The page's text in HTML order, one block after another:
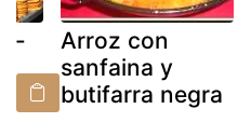
-
Arroz con
sanfaina y
butifarra negra